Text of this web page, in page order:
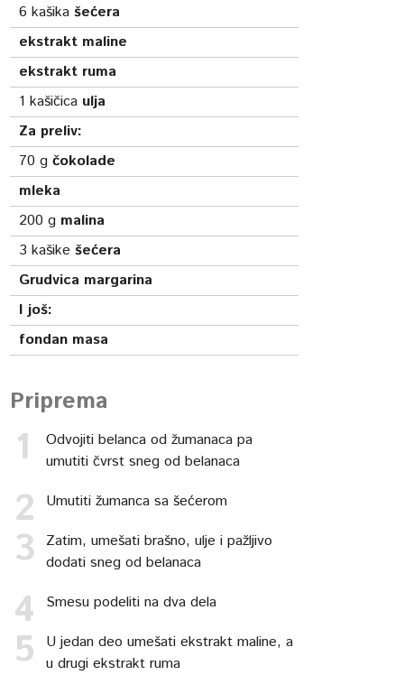
6 kašikašećera
ekstrakt maline
ekstrakt ruma
1 kašičica ulja
Za preliv:
70 gčokolade
mleka
200 g malina
3 kašikešećera
Grudvica margarina
I još:
fondan masa
Priprema
Odvojiti belanca od žumanaca pa
umutiti čvrst sneg od belanaca
Umutiti žumanca sa šećerom
Zatim, umešati brašno, ulje i pažljivo
dodati sneg od belanaca
Smesu podeliti na dva dela
U jedan deo umešati ekstrakt maline, a
u drugi ekstrakt ruma